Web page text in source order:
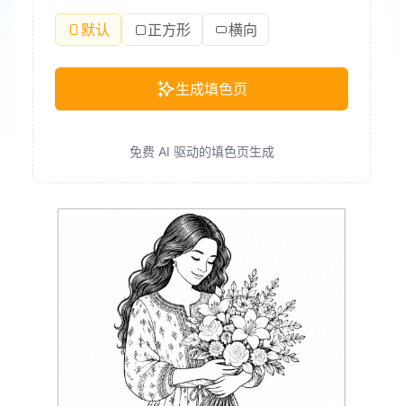
默认 正方形 横向
生成填色页
免费 AI 驱动的填色页生成